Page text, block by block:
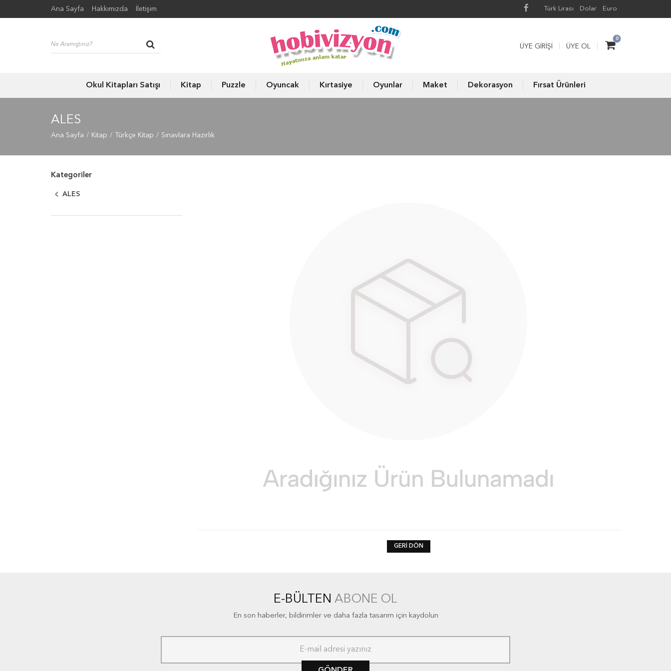
Ana Sayfa Hakkımızda İletişim Türk Lirası Dolar Euro
0
ÜYE GIRIŞI ÜYE OL
Okul Kitapları Satışı Kitap Puzzle Oyuncak Kırtasiye Oyunlar Maket Dekorasyon Fırsat Ürünleri
ALES
Ana Sayfa Kitap Türkçe Kitap Sınavlara Hazırlık
Kategoriler
ALES
GERI DÖN
E-BÜLTEN ABONE OL
En son haberler, bildirimler ve daha fazla tasarım için kaydolun